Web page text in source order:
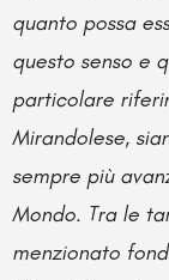
quanto possa
questo senso e
particolare
Mirandolese,
sempre più
Mondo. Tra le
menzionato